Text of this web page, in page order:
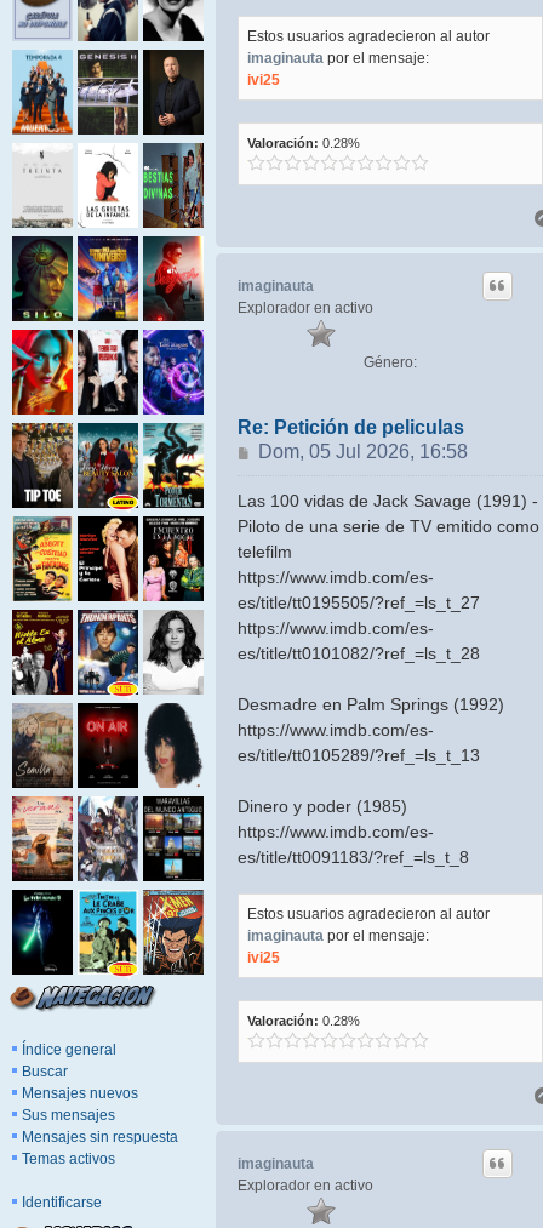
Índice general
Buscar
Mensajes nuevos
Sus mensajes
Mensajes sin respuesta
Temas activos
Identificarse
Estos usuarios agradecieron al autor
imaginauta por el mensaje:
ivi25
Valoración: 0.28%
imaginauta
Explorador en activo
Género:
Re: Petición de peliculas
Mensaje
Dom, 05 Jul 2026, 16:58
Las 100 vidas de Jack Savage (1991) -
Piloto de una serie de TV emitido como
telefilm
https://www.imdb.com/es-
es/title/tt0195505/?ref_=ls_t_27
https://www.imdb.com/es-
es/title/tt0101082/?ref_=ls_t_28
Desmadre en Palm Springs (1992)
https://www.imdb.com/es-
es/title/tt0105289/?ref_=ls_t_13
Dinero y poder (1985)
https://www.imdb.com/es-
es/title/tt0091183/?ref_=ls_t_8
Estos usuarios agradecieron al autor
imaginauta por el mensaje:
ivi25
Valoración: 0.28%
imaginauta
Explorador en activo